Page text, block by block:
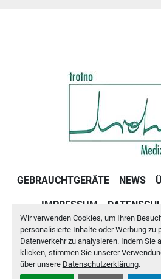
Wir verwenden Cookies, um Ihren
personalisierte Inhalte oder Werbung zu
Datenverkehr zu analysieren. Indem Sie
klicken, stimmen Sie unserer
über unsere Datenschutzerklärung.
GEBRAUCHTGERÄTE NEWS
IMPRESSUM
Cookie-